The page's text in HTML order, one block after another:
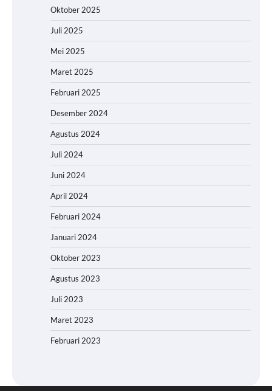
Oktober 2025
Juli 2025
Mei 2025
Maret 2025
Februari 2025
Desember 2024
Agustus 2024
Juli 2024
Juni 2024
April 2024
Februari 2024
Januari 2024
Oktober 2023
Agustus 2023
Juli 2023
Maret 2023
Februari 2023